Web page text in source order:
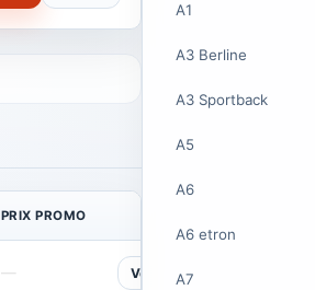
PRIX PROMO
— Voir
A1
A3 Berline
A3 Sportback
A5
A6
A6 etron
A7